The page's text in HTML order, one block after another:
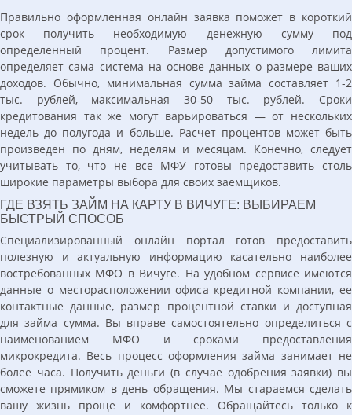
Правильно оформленная онлайн заявка поможет в короткий
срок получить необходимую денежную сумму под
определенный процент. Размер допустимого лимита
определяет сама система на основе данных о размере ваших
доходов. Обычно, минимальная сумма займа составляет 1-2
тыс. рублей, максимальная 30-50 тыс. рублей. Сроки
кредитования так же могут варьироваться — от нескольких
недель до полугода и больше. Расчет процентов может быть
произведен по дням, неделям и месяцам. Конечно, следует
учитывать то, что не все МФУ готовы предоставить столь
широкие параметры выбора для своих заемщиков.
ГДЕ ВЗЯТЬ ЗАЙМ НА КАРТУ В ВИЧУГЕ: ВЫБИРАЕМ
БЫСТРЫЙ СПОСОБ
Специализированный онлайн портал готов предоставить
полезную и актуальную информацию касательно наиболее
востребованных МФО в Вичуге. На удобном сервисе имеются
данные о месторасположении офиса кредитной компании, ее
контактные данные, размер процентной ставки и доступная
для займа сумма. Вы вправе самостоятельно определиться с
наименованием МФО и сроками предоставления
микрокредита. Весь процесс оформления займа занимает не
более часа. Получить деньги (в случае одобрения заявки) вы
сможете прямиком в день обращения. Мы стараемся сделать
вашу жизнь проще и комфортнее. Обращайтесь только к